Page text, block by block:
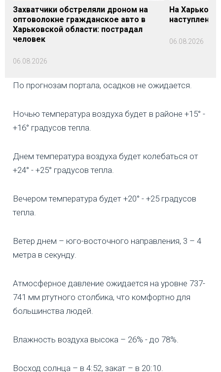
Захватчики обстреляли дроном на
оптоволокне гражданское авто в
Харьковской области: пострадал
человек
06.08.2026
На
06.08.2026
По прогнозам портала, осадков не ожидается.
Ночью температура воздуха будет в районе +15° -
+16° градусов тепла.
Днем температура воздуха будет колебаться от
+24° - +25° градусов тепла.
Вечером температура будет +20° - +25 градусов
тепла.
Ветер днем – юго-восточного направления, 3 – 4
метра в секунду.
Атмосферное давление ожидается на уровне 737-
741 мм ртутного столбика, что комфортно для
большинства людей.
Влажность воздуха высока – 26% - до 78%.
Восход солнца – в 4:52, закат – в 20:10.